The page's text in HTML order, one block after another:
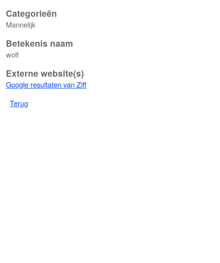
Categorieën
Mannelijk
Betekenis naam
wolf
Externe website(s)
Google resultaten van Ziff
Terug